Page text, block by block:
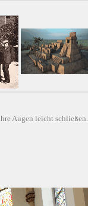
Augen leicht schließen.